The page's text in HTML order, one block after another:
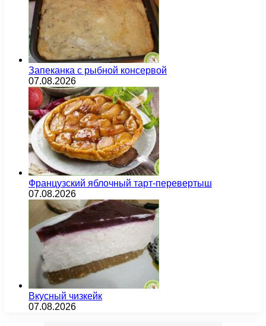
Запеканка с рыбной консервой
07.08.2026
Французский яблочный тарт-перевертыш
07.08.2026
Вкусный чизкейк
07.08.2026